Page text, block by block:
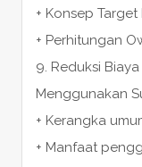
+ Konsep Target
+ Perhitungan
9. Reduksi
Menggunakan
+ Kerangka
+ Manfaat